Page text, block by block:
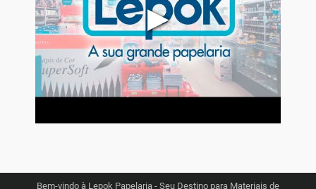
▶
Bem-vindo à Lepok Papelaria - Seu Destino para Materiais de